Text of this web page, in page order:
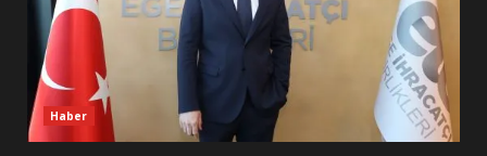
7
BURHANİYE BELEDİYESPOR’DA
YENİ YÖNETİM NASIL
ŞEKİLLENDİ?
Haber